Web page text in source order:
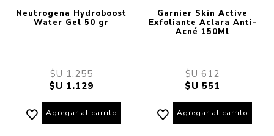
Neutrogena Hydroboost
Water Gel 50 gr
$U 1.255
$U 1.129
Agregar al carrito
Garnier Skin Active
Exfoliante Aclara Anti-
Acné 150Ml
$U 612
$U 551
Agregar al carrito